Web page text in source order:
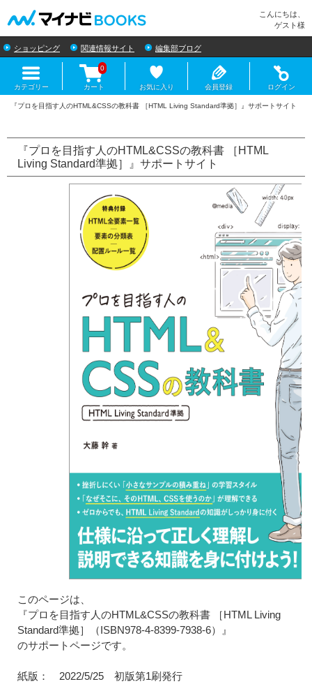
こんにちは、
ゲスト様
ショッピング 関連情報サイト 編集部ブログ
カテゴリー カート
0
お気に入り 会員登録 ログイン
『プロを目指す人のHTML&CSSの教科書 ［HTML
Living Standard準拠］』サポートサイト
このページは、
『プロを目指す人のHTML&CSSの教科書 ［HTML Living
Standard準拠］（ISBN978-4-8399-7938-6）』
のサポートページです。
紙版： 2022/5/25 初版第1刷発行